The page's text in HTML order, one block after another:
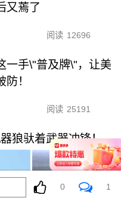
又蔫了
阅读 12696
一手\"普及牌\"，让美
防！
阅读 25191
狼驮着武器冲锋！
0 1